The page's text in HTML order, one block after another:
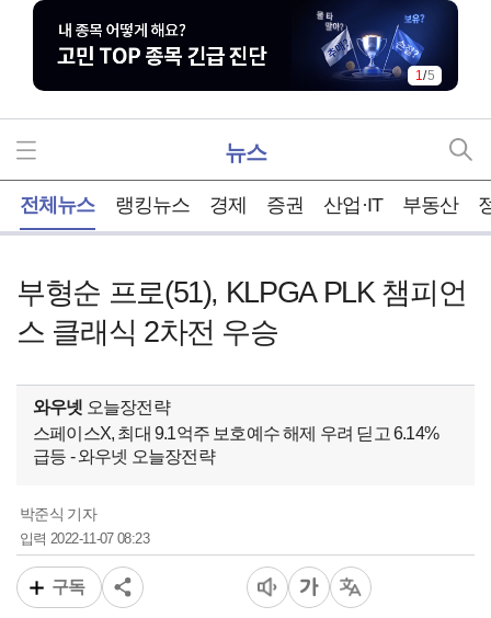
1/5
뉴스
전체뉴스 랭킹뉴스 경제 증권 산업·IT 부동산
부형순 프로(51), KLPGA PLK 챔피언
스 클래식 2차전 우승
와우넷 오늘장전략
스페이스X, 최대 9.1억주 보호예수 해제 우려 딛고 6.14%
급등 - 와우넷 오늘장전략
박준식 기자
입력2022-11-07 08:23
구독